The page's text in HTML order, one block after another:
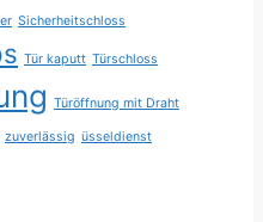
Sicherheitschloss
Tür kaputt Türschloss
Türöffnung mit Draht
zuverlässig üsseldienst